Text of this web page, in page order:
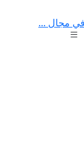
في مجال ...